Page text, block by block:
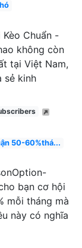
Chuẩn -
không còn
tại Việt Nam,
sẻ kinh
50-60%thá...
bạn cơ hội
mỗi tháng mà
này có nghĩa